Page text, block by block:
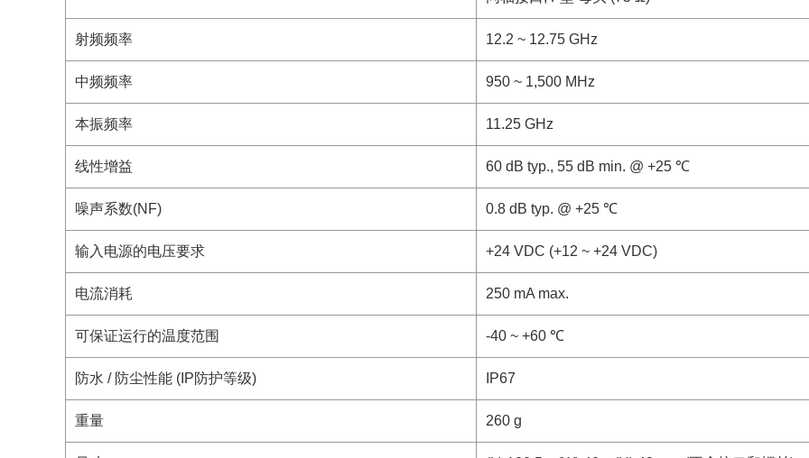
射频频率 12.2 ~ 12.75 GHz
中频频率 950 ~ 1,500 MHz
本振频率 11.25 GHz
线性增益 60 dB typ., 55 dB min. @ +25 ℃
噪声系数(NF) 0.8 dB typ. @ +25 ℃
输入电源的电压要求 +24 VDC (+12 ~ +24 VDC)
电流消耗 250 mA max.
可保证运行的温度范围 -40 ~ +60 ℃
防水 / 防尘性能 (IP防护等级) IP67
重量 260 g